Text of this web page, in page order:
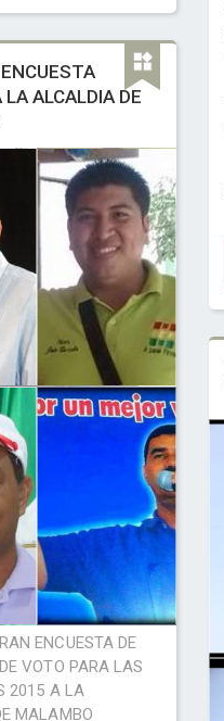
ALCALDIA DE
ENCUESTA DE
VOTO PARA LAS
2015 A LA
MALAMBO